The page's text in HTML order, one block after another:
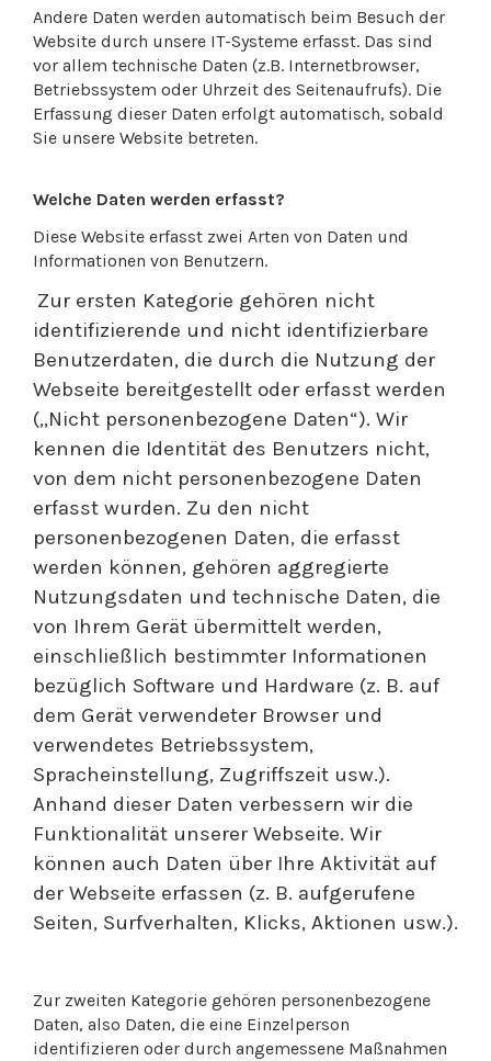
Andere Daten werden automatisch beim Besuch der
Website durch unsere IT-Systeme erfasst. Das sind
vor allem technische Daten (z.B. Internetbrowser,
Betriebssystem oder Uhrzeit des Seitenaufrufs). Die
Erfassung dieser Daten erfolgt automatisch, sobald
Sie unsere Website betreten.
Welche Daten werden erfasst?
Diese Website erfasst zwei Arten von Daten und
Informationen von Benutzern.
Zur ersten Kategorie gehören nicht
identifizierende und nicht identifizierbare
Benutzerdaten, die durch die Nutzung der
Webseite bereitgestellt oder erfasst werden
(„Nicht personenbezogene Daten“). Wir
kennen die Identität des Benutzers nicht,
von dem nicht personenbezogene Daten
erfasst wurden. Zu den nicht
personenbezogenen Daten, die erfasst
werden können, gehören aggregierte
Nutzungsdaten und technische Daten, die
von Ihrem Gerät übermittelt werden,
einschließlich bestimmter Informationen
bezüglich Software und Hardware (z. B. auf
dem Gerät verwendeter Browser und
verwendetes Betriebssystem,
Spracheinstellung, Zugriffszeit usw.).
Anhand dieser Daten verbessern wir die
Funktionalität unserer Webseite. Wir
können auch Daten über Ihre Aktivität auf
der Webseite erfassen (z. B. aufgerufene
Seiten, Surfverhalten, Klicks, Aktionen usw.).
Zur zweiten Kategorie gehören personenbezogene
Daten, also Daten, die eine Einzelperson
identifizieren oder durch angemessene Maßnahmen